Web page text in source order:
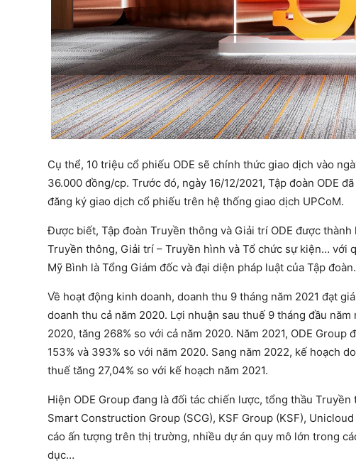
Cụ thể, 10 triệu cổ phiếu ODE sẽ chính thức giao dịch vào
36.000 đồng/cp. Trước đó, ngày 16/12/2021, Tập đoàn ODE
đăng ký giao dịch cổ phiếu trên hệ thống giao dịch UPCoM.
Được biết, Tập đoàn Truyền thông và Giải trí ODE được
Truyền thông, Giải trí – Truyền hình và Tổ chức sự kiện… với
Mỹ Bình là Tổng Giám đốc và đại diện pháp luật của Tập đoàn.
Về hoạt động kinh doanh, doanh thu 9 tháng năm 2021 đạt
doanh thu cả năm 2020. Lợi nhuận sau thuế 9 tháng đầu
2020, tăng 268% so với cả năm 2020. Năm 2021, ODE
153% và 393% so với năm 2020. Sang năm 2022, kế hoạch
thuế tăng 27,04% so với kế hoạch năm 2021.
Hiện ODE Group đang là đối tác chiến lược, tổng thầu
Smart Construction Group (SCG), KSF Group (KSF),
cáo ấn tượng trên thị trường, nhiều dự án quy mô lớn trong
dục…